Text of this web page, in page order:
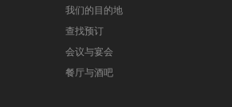
我们的目的地
查找预订
会议与宴会
餐厅与酒吧